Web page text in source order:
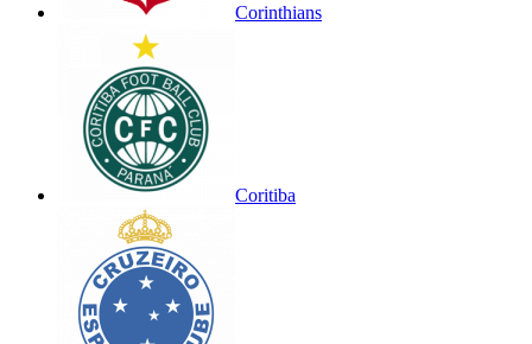
Corinthians
Coritiba